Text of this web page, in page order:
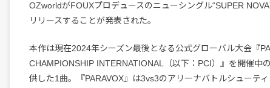
OZworldがFOUXプロデュースのニューシングル“SUPER
リリースすることが発表された。
本作は現在2024年シーズン最後となる公式グローバル大会『
CHAMPIONSHIP INTERNATIONAL（以下：PCI）』を開催中
供した1曲。『PARAVOX』は3vs3のアリーナバトルシューティ